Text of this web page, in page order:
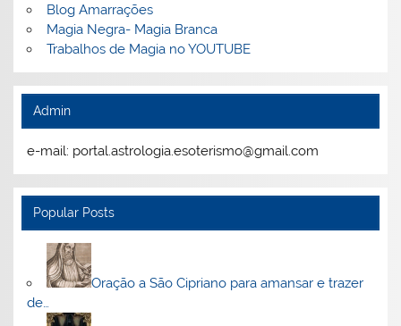
Blog Amarrações
Magia Negra- Magia Branca
Trabalhos de Magia no YOUTUBE
Admin
e-mail: portal.astrologia.esoterismo@gmail.com
Popular Posts
Oração a São Cipriano para amansar e trazer
de…